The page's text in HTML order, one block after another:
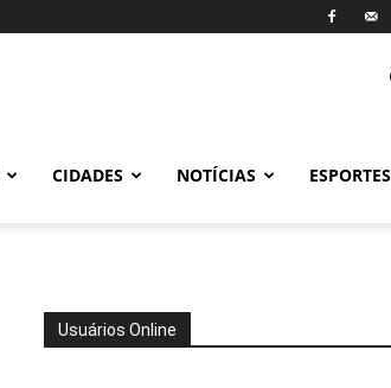
CIDADES NOTÍCIAS ESPORTES
Usuários Online